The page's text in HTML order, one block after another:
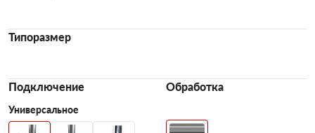
Типоразмер
Подключение
Универсальное
Обработка